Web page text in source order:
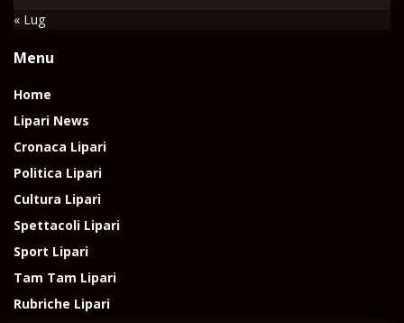
« Lug
Menu
Home
Lipari News
Cronaca Lipari
Politica Lipari
Cultura Lipari
Spettacoli Lipari
Sport Lipari
Tam Tam Lipari
Rubriche Lipari